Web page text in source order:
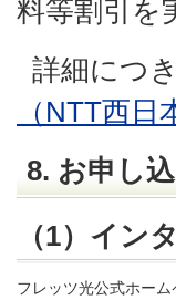
料等割引を
詳細につ
（NTT西日
8. お申し
（1）イン
フレッツ光公式ホーム